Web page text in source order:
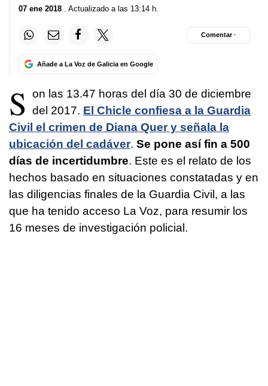
07 ene 2018 . Actualizado a las 13:14 h.
Añade a La Voz de Galicia en Google
Comentar ·
S
on las 13.47 horas del día 30 de diciembre
del 2017. El Chicle confiesa a la Guardia
Civil el crimen de Diana Quer y señala la
ubicación del cadáver. Se pone así fin a 500
días de incertidumbre. Este es el relato de los
hechos basado en situaciones constatadas y en
las diligencias finales de la Guardia Civil, a las
que ha tenido acceso La Voz, para resumir los
16 meses de investigación policial.